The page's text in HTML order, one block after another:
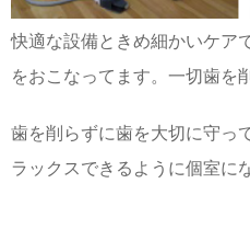
快適な設備ときめ細かいケア
をおこなってます。一切歯を
歯を削らずに歯を大切に守っ
ラックスできるように個室に